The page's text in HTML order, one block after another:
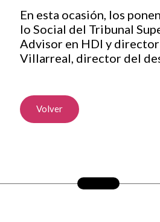
En esta ocasión, los
lo Social del Tribunal
Advisor en HDI y director
Villarreal, director del
Volver